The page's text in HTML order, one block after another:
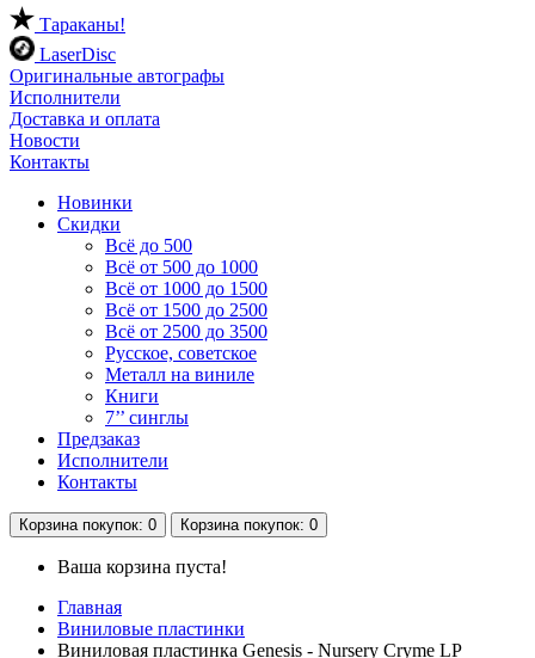
Тараканы!
LaserDisc
Оригинальные автографы
Исполнители
Доставка и оплата
Новости
Контакты
Новинки
Скидки
Всё до 500
Всё от 500 до 1000
Всё от 1000 до 1500
Всё от 1500 до 2500
Всё от 2500 до 3500
Русское, советское
Металл на виниле
Книги
7’’ синглы
Предзаказ
Исполнители
Контакты
Корзина покупок: 0 Корзина покупок: 0
Ваша корзина пуста!
Главная
Виниловые пластинки
Виниловая пластинка Genesis ‎- Nursery Cryme LP